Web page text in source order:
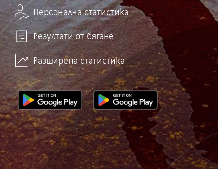
Персонална статистика
Резултати от бягане
Разширена статистика